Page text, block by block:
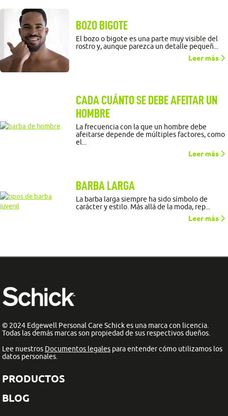
BOZO BIGOTE
El bozo o bigote es una parte muy visible del
rostro y, aunque parezca un detalle pequeñ...
Leer más
CADA CUÁNTO SE DEBE AFEITAR UN
HOMBRE
La frecuencia con la que un hombre debe
afeitarse depende de múltiples factores, como
el...
Leer más
BARBA LARGA
La barba larga siempre ha sido símbolo de
carácter y estilo. Más allá de la moda, rep...
Leer más
© 2024 Edgewell Personal Care Schick es una marca con licencia.
Todas las demás marcas son propiedad de sus respectivos dueños.
Lee nuestros Documentos legales para entender cómo utilizamos los
datos personales.
PRODUCTOS
BLOG